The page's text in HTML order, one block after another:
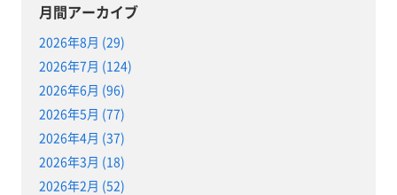
月間アーカイブ
2026年8月 (29)
2026年7月 (124)
2026年6月 (96)
2026年5月 (77)
2026年4月 (37)
2026年3月 (18)
2026年2月 (52)